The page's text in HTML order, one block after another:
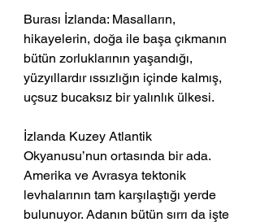
Burası İzlanda: Masalların,
hikayelerin, doğa ile başa çıkmanın
bütün zorluklarının yaşandığı,
yüzyıllardır ıssızlığın içinde kalmış,
uçsuz bucaksız bir yalınlık ülkesi.
İzlanda Kuzey Atlantik
Okyanusu’nun ortasında bir ada.
Amerika ve Avrasya tektonik
levhalarının tam karşılaştığı yerde
bulunuyor. Adanın bütün sırrı da işte